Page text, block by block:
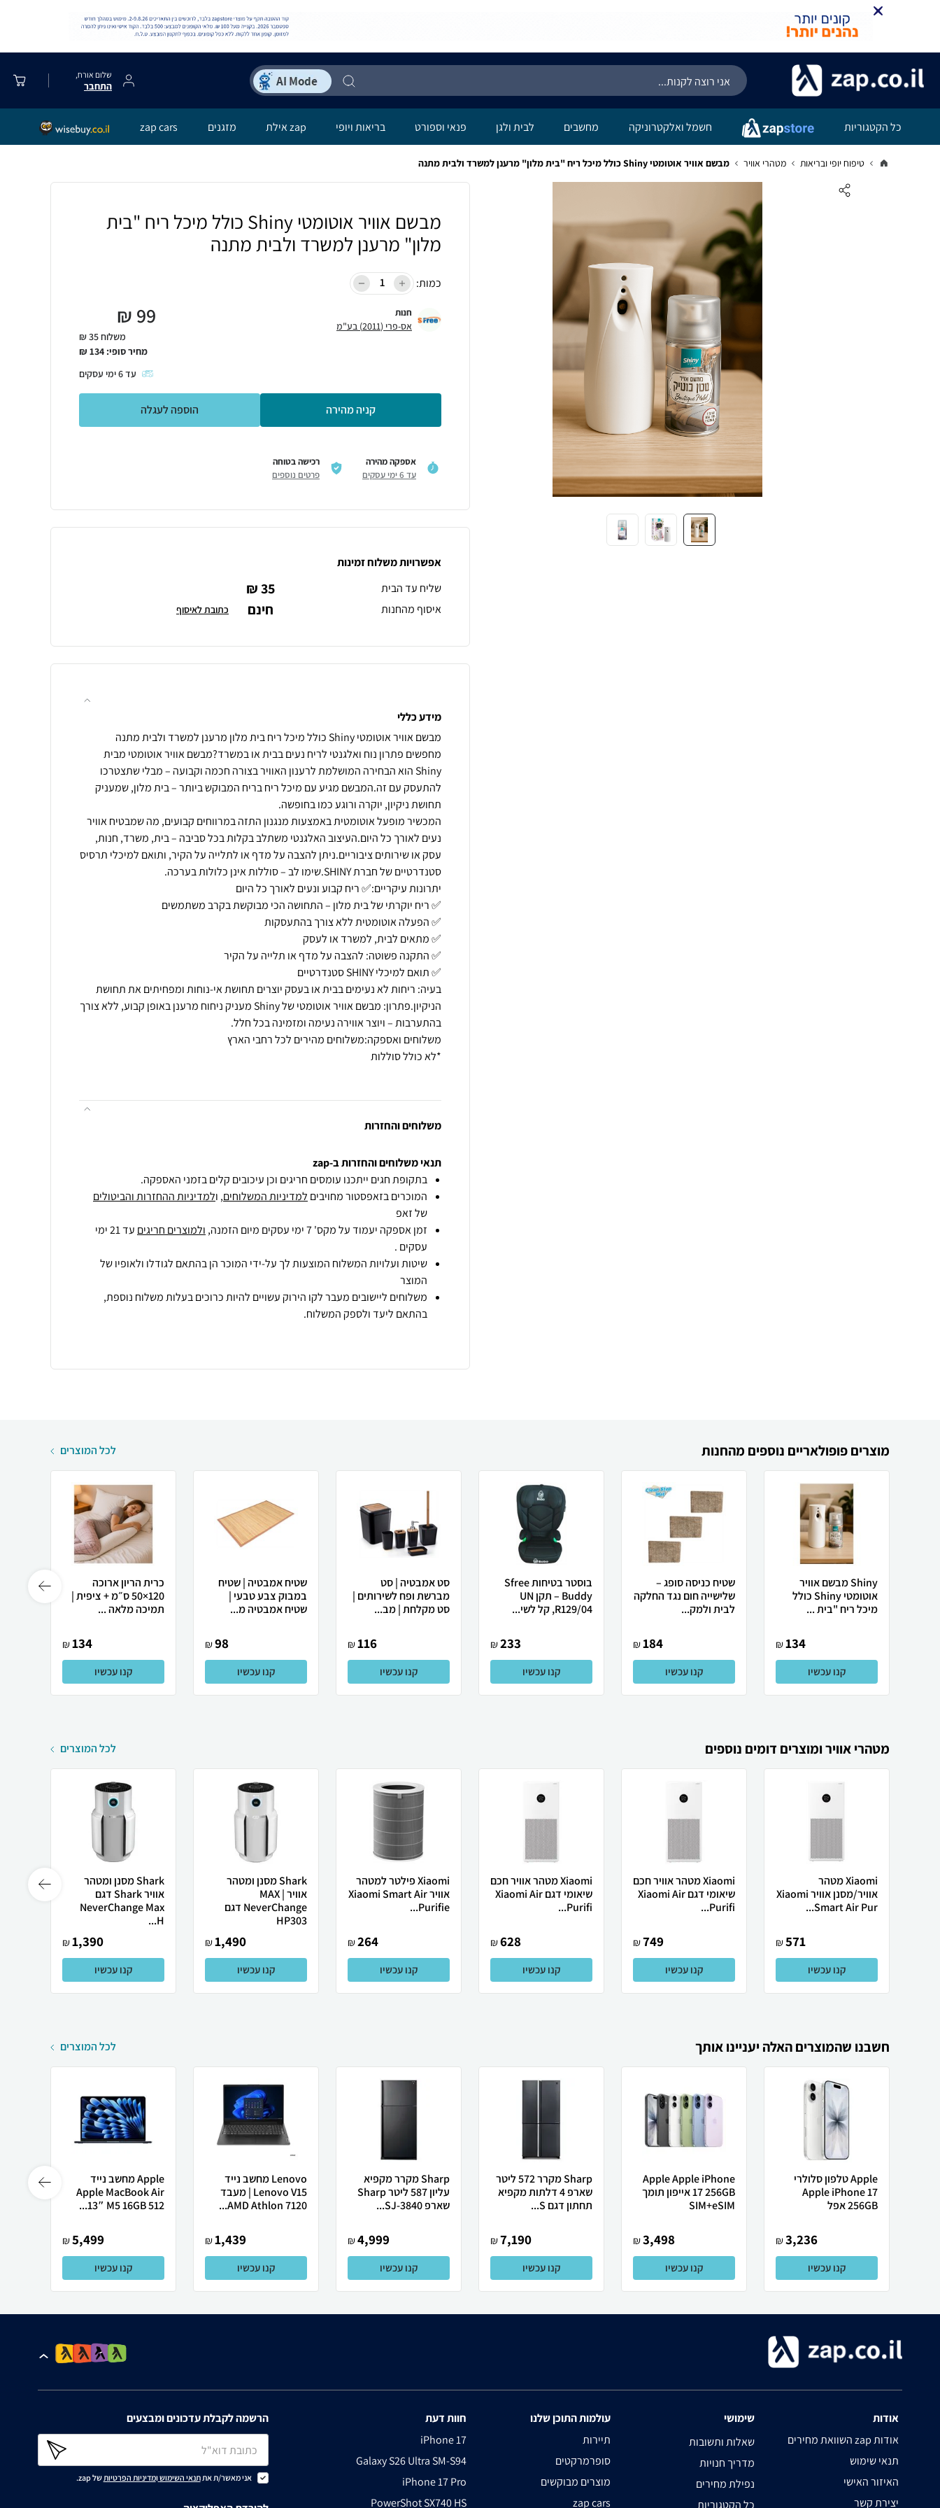
שלום אורח,
התחבר
כל הקטגוריות חשמל ואלקטרוניקה מחשבים לבית ולגן פנאי וספורט בריאות ויופי zap אילת מזגנים zap cars
טיפוח יופי ובריאות מטהרי אוויר מבשם אוויר אוטומטי Shiny כולל מיכל ריח "בית מלון" מרענן למשרד ולבית מתנה
מבשם אוויר אוטומטי Shiny כולל מיכל ריח "בית
מלון" מרענן למשרד ולבית מתנה
כמות:
חנות
אס-פרי (2011) בע"מ 99
₪
משלוח 35 ₪
מחיר סופי: 134
₪
עד6ימי עסקים
קניה מהירה הוספה לעגלה
אספקה מהירה
עד 6 ימי עסקים
רכישה בטוחה
פרטים נוספים
אפשרויות משלוח זמינות
שליח עד הבית
35 ₪
איסוף מהחנות חינם כתובת לאיסוף
מידע כללי
מחפשים פתרון נוח ואלגנטי לריח נעים בבית או במשרד?מבשם אוויר אוטומטי מבית
Shiny הוא הבחירה המושלמת לרענון האוויר בצורה חכמה וקבועה – מבלי שתצטרכו
להתעסק עם זה.המבשם מגיע עם מיכל ריח בריח המבוקש ביותר – בית מלון, שמעניק
המכשיר מופעל אוטומטית באמצעות מנגנון התזה במרווחים קבועים, מה שמבטיח אוויר
נעים לאורך כל היום.העיצוב האלגנטי משתלב בקלות בכל סביבה – בית, משרד, חנות,
עסק או שירותים ציבוריים.ניתן להצבה על מדף או לתלייה על הקיר, ותואם למיכלי תרסיס
בעיה: ריחות לא נעימים בבית או בעסק יוצרים תחושת אי-נוחות ומפחיתים את תחושת
הניקיון.פתרון: מבשם אוויר אוטומטי של Shiny מעניק ניחוח מרענן באופן קבוע, ללא צורך
משלוחים והחזרות
תנאי משלוחים והחזרות ב-zap
בתקופת חגים ייתכנו עומסים חריגים וכן עיכובים קלים בזמני האספקה.
המוכרים בזאפסטור מחויבים למדיניות המשלוחים, ולמדיניות ההחזרות והביטולים
של זאפ
זמן אספקה יעמוד על מקס' 7 ימי עסקים מיום הזמנה,
ולמוצרים חריגים
עד 21 ימי
עסקים .
שיטות ועלויות המשלוח המוצעות לך על-ידי המוכר הן בהתאם לגודלו ולאופיו של
המוצר
משלוחים ליישובים מעבר לקו הירוק עשויים להיות כרוכים בעלות משלוח נוספת,
בהתאם ליעד ולספק המשלוח.
מוצרים פופולאריים נוספים מהחנות לכל המוצרים
Shiny מבשם אוויר
אוטומטי Shiny כולל
מיכל ריח "בית ...
134
₪
קנו עכשיו
שטיח כניסה סופג –
שלישייה חום נגד החלקה
לבית ולמק...
184
₪
קנו עכשיו
בוסטר בטיחות Sfree
Buddy – תקן UN
R129/04, קל לשי...
233
₪
קנו עכשיו
סט אמבטיה | סט
מברשת ופח לשירותים |
סט מקלחת | מב...
116
₪
קנו עכשיו
שטיח אמבטיה | שטיח
במבוק צבע טבעי |
שטיח אמבטיה מ...
98
₪
קנו עכשיו
כרית הריון ארוכה
120×50 ס״מ + ציפית |
תמיכה מלאה ...
134
₪
קנו עכשיו
מטהרי אוויר ומוצרים דומים נוספים לכל המוצרים
Xiaomi ‏מטהר
אוויר/מסנן אוויר Xiaomi
Smart Air Pur...
571
₪
קנו עכשיו
Xiaomi מטהר אוויר חכם
שיאומי דגם Xiaomi Air
Purifi...
749
₪
קנו עכשיו
Xiaomi מטהר אוויר חכם
שיאומי דגם Xiaomi Air
Purifi...
628
₪
קנו עכשיו
Xiaomi ‏פילטר למטהר
אוויר Xiaomi Smart Air
Purifie...
264
₪
קנו עכשיו
Shark מסנן ומטהר
אוויר MAX |
NeverChange דגם
HP303
1,490
₪
קנו עכשיו
Shark מסנן ומטהר
אוויר Shark דגם
NeverChange Max
H...
1,390
₪
קנו עכשיו
חשבנו שהמוצרים האלה יעניינו אותך לכל המוצרים
Apple טלפון סלולרי
Apple iPhone 17
256GB אפל
3,236
₪
קנו עכשיו
Apple Apple iPhone
17 256GB אייפון תומך
SIM+eSIM
3,498
₪
קנו עכשיו
Sharp מקרר 572 ליטר
שארפ 4 דלתות מקפיא
תחתון דגם S...
7,190
₪
קנו עכשיו
Sharp מקרר מקפיא
עליון 587 ליטר Sharp
שארפ SJ-3840...
4,999
₪
קנו עכשיו
Lenovo מחשב נייד
Lenovo V15 | מעבד
AMD Athlon 7120...
1,439
₪
קנו עכשיו
Apple מחשב נייד
Apple MacBook Air
13″ M5 ‎16GB 512...
5,499
₪
קנו עכשיו
אודות
השוואת מחירים zap אודות
תנאי שימוש
האיזור האישי
יצירת קשר
שימושי
שאלות ותשובות
מדריך חנויות
נפילת מחירים
כל הקטגוריות
עולמות התוכן שלנו
תיירות
סופרמרקטים
מוצרים מבוקשים
zap cars
חוות דעת
iPhone 17
Galaxy S26 Ultra SM-S94
iPhone 17 Pro
PowerShot SX740 HS
הרשמה לקבלת עדכונים ומבצעים
אני מאשר/ת אתתנאי השימושומדיניות הפרטיותשל zap.